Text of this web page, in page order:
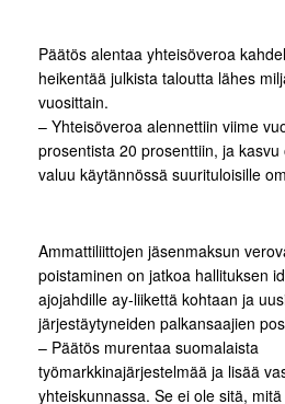
Päätös alentaa yhteisöveroa
heikentää julkista taloutta lähes
vuosittain.
– Yhteisöveroa alennettiin viime
prosentista 20 prosenttiin, ja
valuu käytännössä suurituloisille
Ammattiliittojen jäsenmaksun
poistaminen on jatkoa hallituksen
ajojahdille ay-liikettä kohtaan ja
järjestäytyneiden palkansaajien
– Päätös murentaa suomalaista
työmarkkinajärjestelmää ja lisää
yhteiskunnassa. Se ei ole sitä,